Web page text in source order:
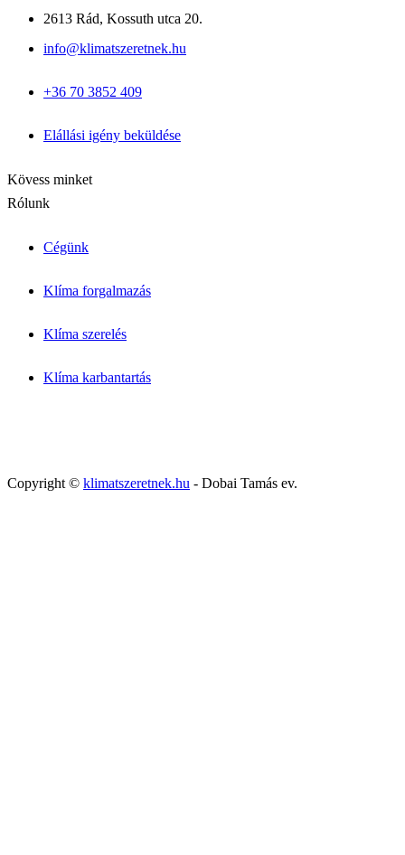
Csendes hálószoba klíma
Blog cikkek
2613 Rád, Kossuth utca 20.
info@klimatszeretnek.hu
+36 70 3852 409
Elállási igény beküldése
Kövess minket
Rólunk
Cégünk
Klíma forgalmazás
Klíma szerelés
Klíma karbantartás
Copyright © klimatszeretnek.hu - Dobai Tamás ev.